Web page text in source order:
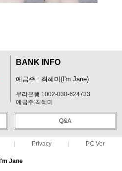
BANK INFO
예금주 : 최혜미(I'm Jane)
우리은행 1002-030-624733
예금주:최혜미
Q&A
Privacy PC Ver
I′m Jane